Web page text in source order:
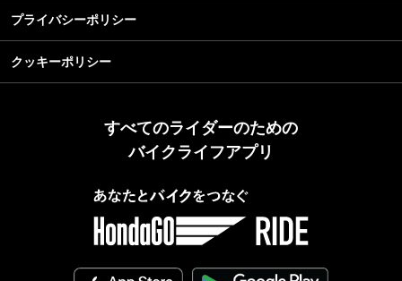
プライバシーポリシー
クッキーポリシー
すべてのライダーのための
バイクライフアプリ